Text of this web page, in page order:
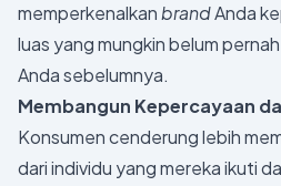
memperkenalkanbrandAnda
luas yang mungkin belum
Anda sebelumnya.
Membangun Kepercayaan
Konsumen cenderung lebih
dari individu yang mereka ikuti